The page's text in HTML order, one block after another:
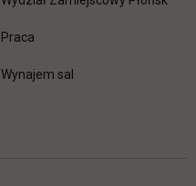
Praca
Wynajem sal